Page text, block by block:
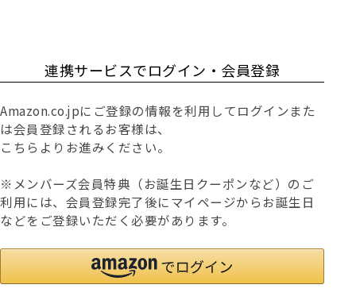
連携サービスでログイン・会員登録
Amazon.co.jpにご登録の情報を利用してログインまた
は会員登録されるお客様は、
こちらよりお進みください。
※メンバーズ会員特典（お誕生日クーポンなど）のご
利用には、会員登録完了後にマイページからお誕生日
などをご登録いただく必要があります。